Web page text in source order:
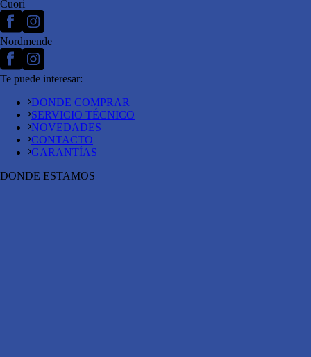
Cuori
Nordmende
Te puede interesar:
DONDE COMPRAR
SERVICIO TÉCNICO
NOVEDADES
CONTACTO
GARANTÍAS
DONDE ESTAMOS